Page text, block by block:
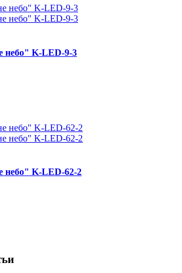
небо" K-LED-9-3
небо" K-LED-62-2